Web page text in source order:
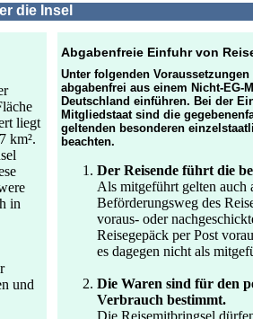
die Insel
liegt
km².
in
und
Abgabenfreie Einfuhr von
Unter folgenden
abgabenfrei aus einem Nicht-EG-
Deutschland einführen. Bei der
Mitgliedstaat sind die
geltenden besonderen
beachten.
Der Reisende führt die
Als mitgeführt gelten auch
Beförderungsweg des
voraus- oder
Reisegepäck per Post
es dagegen nicht als
Die Waren sind für den
Verbrauch bestimmt.